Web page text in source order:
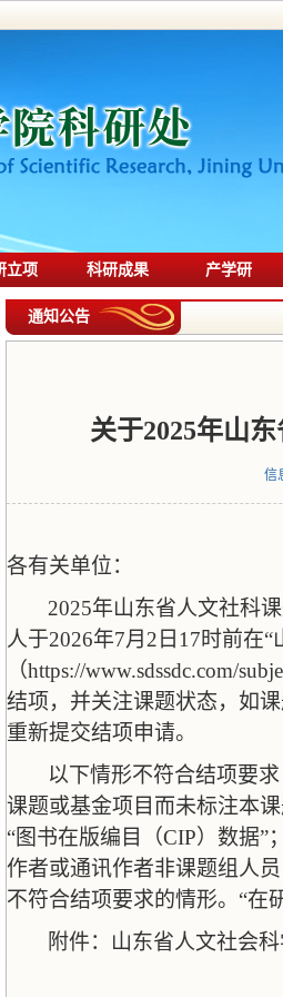
立项 科研成果 产学研
通知公告
关于2025年山
信
各有关单位：
2025年山东省人文社科
人于2026年7月 2 日 17时前在“
（https://www.sdssdc.com/
结项，并关注课题状态，如
重新提交结项申请。
以下情形不符合结项要求
课题或基金项目而未标注本课
“图书在版编目（CIP）数据”；
作者或通讯作者非课题组人
不符合结项要求的情形。“在
附件：山东省人文社会